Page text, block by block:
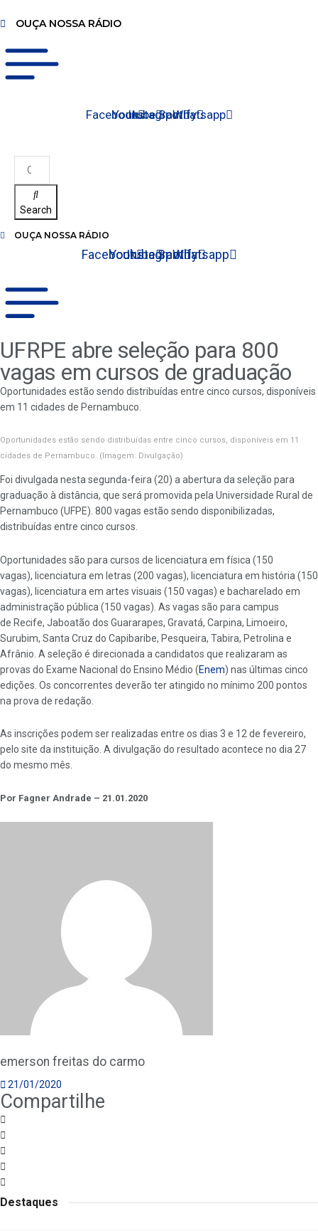
OUÇA NOSSA RÁDIO
Facebook
Youtube
Instagram
Spotify
Whatsapp
Search
OUÇA NOSSA RÁDIO
Facebook
Youtube
Instagram
Spotify
Whatsapp
UFRPE abre seleção para 800
vagas em cursos de graduação
Oportunidades estão sendo distribuídas entre cinco cursos, disponíveis
em 11 cidades de Pernambuco.
Oportunidades estão sendo distribuídas entre cinco cursos, disponíveis em 11
cidades de Pernambuco. (Imagem: Divulgação)
Foi divulgada nesta segunda-feira (20) a abertura da seleção para
graduação à distância, que será promovida pela Universidade Rural de
Pernambuco (UFPE). 800 vagas estão sendo disponibilizadas,
distribuídas entre cinco cursos.
Oportunidades são para cursos de licenciatura em física (150
vagas), licenciatura em letras (200 vagas), licenciatura em história (150
vagas), licenciatura em artes visuais (150 vagas) e bacharelado em
administração pública (150 vagas). As vagas são para campus
de Recife, Jaboatão dos Guararapes, Gravatá, Carpina, Limoeiro,
Surubim, Santa Cruz do Capibaribe, Pesqueira, Tabira, Petrolina e
Afrânio. A seleção é direcionada a candidatos que realizaram as
provas do Exame Nacional do Ensino Médio (Enem) nas últimas cinco
edições. Os concorrentes deverão ter atingido no mínimo 200 pontos
na prova de redação.
As inscrições podem ser realizadas entre os dias 3 e 12 de fevereiro,
pelo site da instituição. A divulgação do resultado acontece no dia 27
do mesmo mês.
Por Fagner Andrade – 21.01.2020
emerson freitas do carmo
21/01/2020
Compartilhe
Destaques